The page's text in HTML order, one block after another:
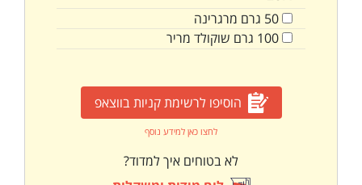
50 גרם מרגרינה
100 גרם שוקולד מריר
הוסיפו לרשימת קניות בווצאפ
לחצו כאן למידע נוסף
לא בטוחים איך למדוד?